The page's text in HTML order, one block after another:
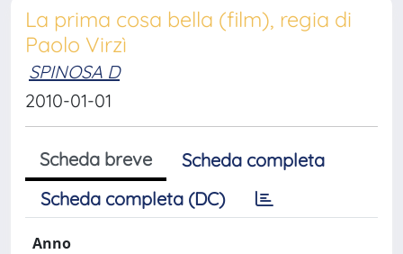
La prima cosa bella (film), regia di
Paolo Virzì
SPINOSA D
2010-01-01
Scheda breve
Scheda completa
Scheda completa (DC)
Anno